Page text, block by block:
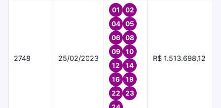
2748 25/02/2023
01
02
04
05
06
08
09
10
12
14
16
19
22
23
R$ 1.513.698,12